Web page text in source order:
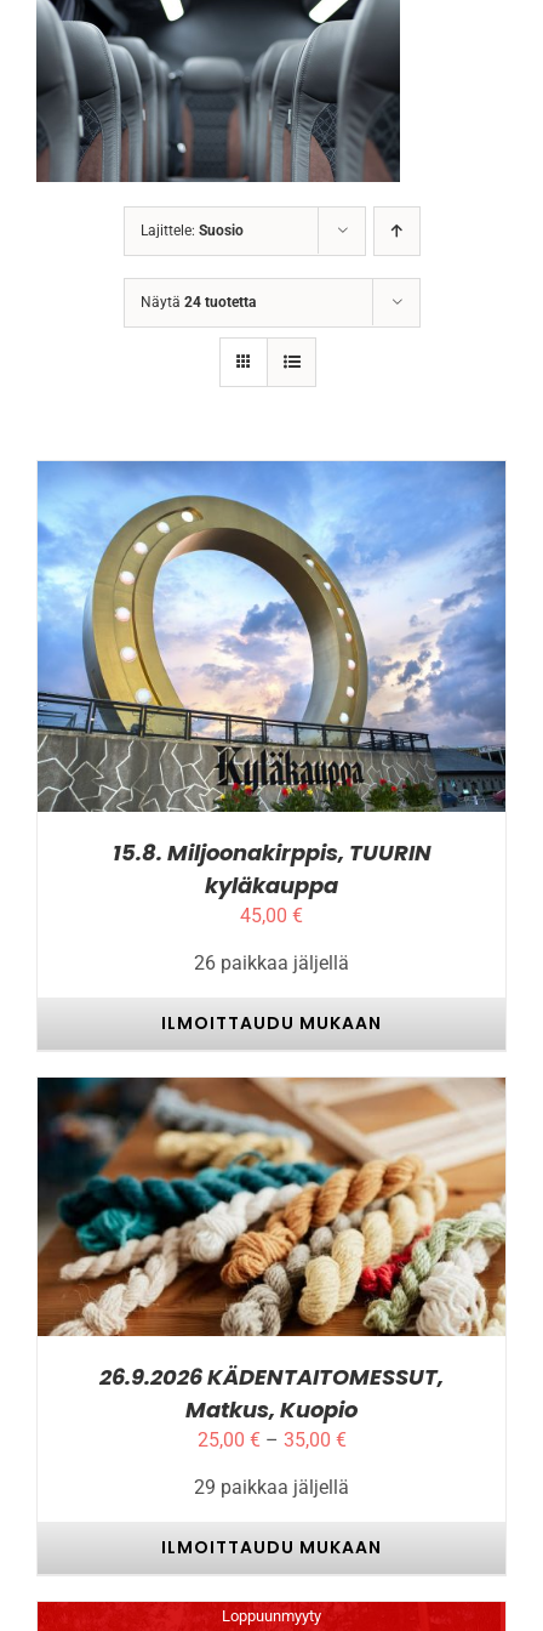
Lajittele: Suosio
Näytä 24 tuotetta
ILMOITTAUDU MUKAAN TÄLLÄ
TUOTTEELLA
ON
USEAMPI
MUUNNELMA.
VOIT
TEHDÄ
VALINNAT
SIVULLA.
/ LISÄTIEDOT
15.8. Miljoonakirppis, TUURIN
kyläkauppa
45,00 €
26 paikkaa jäljellä
ILMOITTAUDU MUKAAN
ILMOITTAUDU MUKAAN TÄLLÄ
TUOTTEELLA
ON
USEAMPI
MUUNNELMA.
VOIT
VALINNAT
SIVULLA.
/ LISÄTIEDOT
26.9.2026 KÄDENTAITOMESSUT,
Matkus, Kuopio
25,00 € – 35,00 €Hintaluokka:
-
35,00 €
29 paikkaa jäljellä
ILMOITTAUDU MUKAAN
Loppuunmyyty